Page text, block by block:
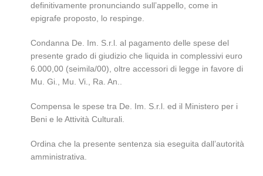
definitivamente pronunciando sull’appello, come in
epigrafe proposto, lo respinge.
Condanna De. Im. S.r.l. al pagamento delle spese del
presente grado di giudizio che liquida in complessivi euro
6.000,00 (seimila/00), oltre accessori di legge in favore di
Mu. Gi., Mu. Vi., Ra. An..
Compensa le spese tra De. Im. S.r.l. ed il Ministero per i
Beni e le Attività Culturali.
Ordina che la presente sentenza sia eseguita dall’autorità
amministrativa.